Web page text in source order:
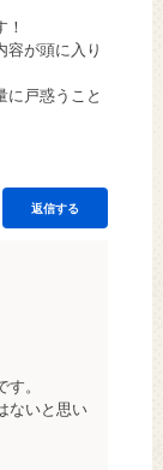
容が頭に入り
に戸惑うこと
返信する
。
ないと思い